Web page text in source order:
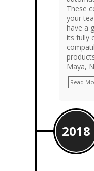
These
your
have a
its fully
Maya,
Read
2018